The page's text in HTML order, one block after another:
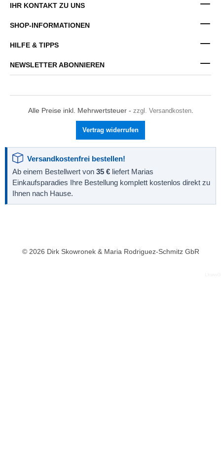
IHR KONTAKT ZU UNS
SHOP-INFORMATIONEN
HILFE & TIPPS
NEWSLETTER ABONNIEREN
Alle Preise inkl. Mehrwertsteuer - zzgl. Versandkosten.
Vertrag widerrufen
Versandkostenfrei bestellen!
Ab einem Bestellwert von 35 € liefert Marias
Einkaufsparadies Ihre Bestellung komplett kostenlos direkt zu
Ihnen nach Hause.
© 2026 Dirk Skowronek & Maria Rodriguez-Schmitz GbR